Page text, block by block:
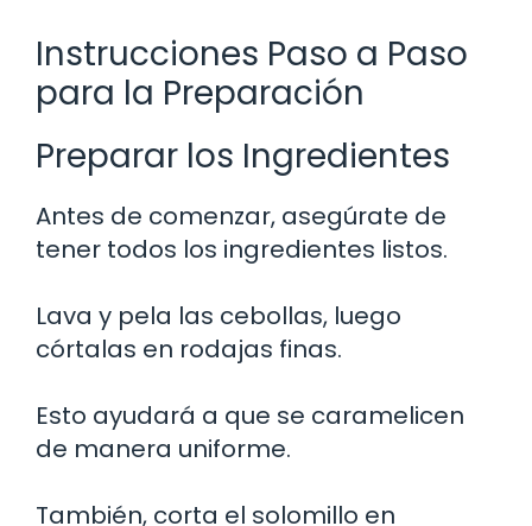
Instrucciones Paso a Paso
para la Preparación
Preparar los Ingredientes
Antes de comenzar, asegúrate de
tener todos los ingredientes listos.
Lava y pela las cebollas, luego
córtalas en rodajas finas.
Esto ayudará a que se caramelicen
de manera uniforme.
También, corta el solomillo en